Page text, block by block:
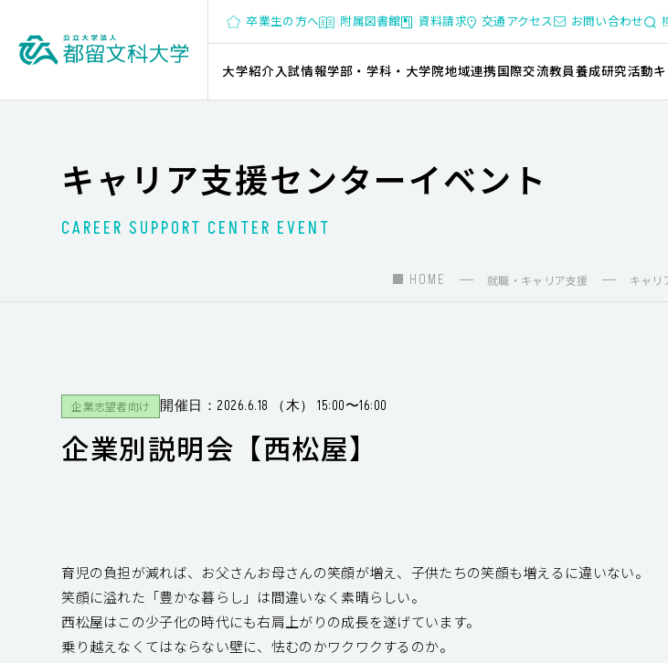
卒業生の方へ 附属図書館 資料請求 交通アクセス お問い合わせ
大学紹介入試情報学部・学科・大学院地域連携国際交流教員養成研究活動
キャリア支援センターイベント
CAREER SUPPORT CENTER EVENT
HOME 就職・キャリア支援 キャリ
企業志望者向け 開催日：2026.6.18 （木） 15:00〜16:00
企業別説明会【西松屋】
育児の負担が減れば、お父さんお母さんの笑顔が増え、子供たちの笑顔も増えるに違いない。
笑顔に溢れた「豊かな暮らし」は間違いなく素晴らしい。
西松屋はこの少子化の時代にも右肩上がりの成長を遂げています。
乗り越えなくてはならない壁に、怯むのかワクワクするのか―――。